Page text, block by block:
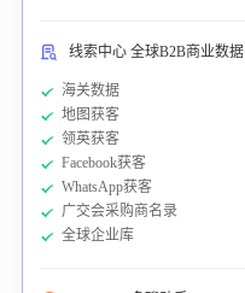
线索中心 全球B2B商业数据
海关数据
地图获客
领英获客
Facebook获客
WhatsApp获客
广交会采购商名录
全球企业库